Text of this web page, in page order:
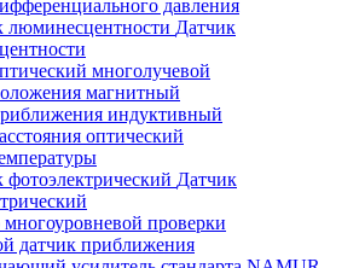
давления
Датчик
многолучевой
магнитный
индуктивный
оптический
Датчик
многоуровневой проверки
датчик приближения